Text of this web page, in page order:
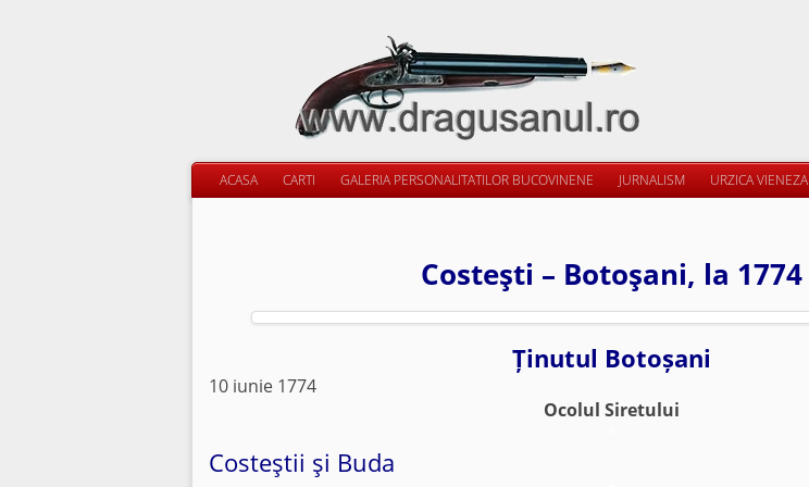
ACASA CARTI GALERIA PERSONALITATILOR BUCOVINENE JURNALISM URZICA VIENEZA
Costeşti – Botoşani, la 1774
Ținutul Botoșani
10 iunie 1774
Ocolul Siretului
Costeştii şi Buda